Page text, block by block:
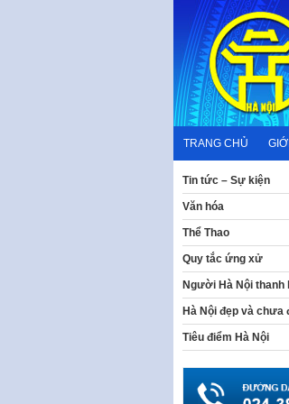
content
TRANG CHỦ
Tin tức – Sự kiện
Văn hóa
Thể Thao
Quy tắc ứng xử
Người Hà Nội thanh
Hà Nội đẹp và chưa
Tiêu điểm Hà Nội